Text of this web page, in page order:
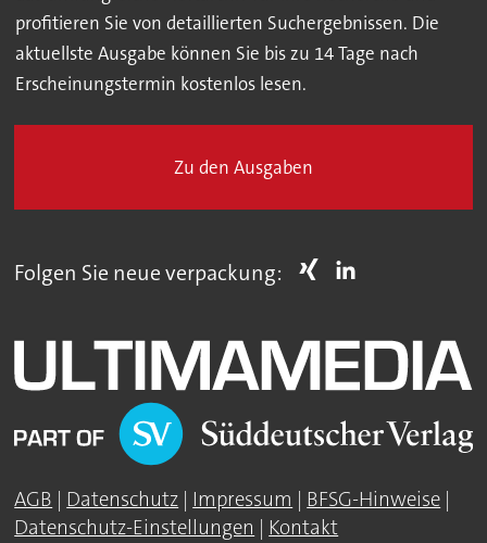
profitieren Sie von detaillierten Suchergebnissen. Die
aktuellste Ausgabe können Sie bis zu 14 Tage nach
Erscheinungstermin kostenlos lesen.
Zu den Ausgaben
Folgen Sie neue verpackung:
AGB Datenschutz Impressum BFSG-Hinweise
Datenschutz-Einstellungen
Kontakt